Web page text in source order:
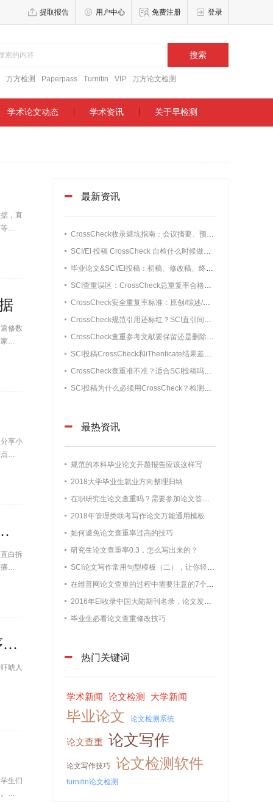
提取报告 用户中心 免费注册 登录
搜索
万方检测 Paperpass Turnitin VIP 万方论文检测
学术论文动态 学术资讯 关于早检测
，直
主流
修数
写出
享小
，轻
缩小研究范围实操技巧（附数据）
白拆
点，
SCI论文写作技巧：从选期刊到初稿完成，一篇讲清楚，含写作顺序和时间表
唬人
生们
但结
最新资讯
CrossCheck收录避坑指南：会议摘要、预印本、知网学位论文要不要改写？
SCI/EI 投稿 CrossCheck 自检什么时候做最合适？实测数据告诉你最佳预检时间
毕业论文&SCI/EI投稿：初稿、修改稿、终稿CrossCheck检测时机详解，别刚写完初稿就花钱查重
SCI查重误区：CrossCheck总重复率合格就稳了？单源高重复照样初审被拒
CrossCheck安全重复率标准：原创/综述/短篇通讯/会议论文阈值（不被编辑退回）
CrossCheck规范引用还标红？SCI直引间接引用无需修改情况详解
CrossCheck查重参考文献要保留还是删除？90%小白都做错的细节
SCI投稿CrossCheck和iThenticate结果差距大吗？SCI查重误差真实数据
CrossCheck查重准不准？适合SCI投稿吗？实测准确率+适配场景全解析
SCI投稿为什么必须用CrossCheck？检测机制和使用人群通俗解析
最热资讯
规范的本科毕业论文开题报告应该这样写
2018大学毕业生就业方向整理归纳
在职研究生论文查重吗？需要参加论文答辩吗？
2018年管理类联考写作论文万能通用模板
如何避免论文查重率过高的技巧
研究生论文查重率0.3，怎么写出来的？
SCI论文写作常用句型模板（二），让你轻松过查重
在维普网论文查重的过程中需要注意的7个问题【最新版维普论文】
2016年EI收录中国大陆期刊名录，论文发表必备
毕业生必看论文查重修改技巧
热门关键词
学术新闻 论文检测 大学新闻
毕业论文 论文检测系统
论文查重 论文写作
论文写作技巧 论文检测软件
turnitin论文检测